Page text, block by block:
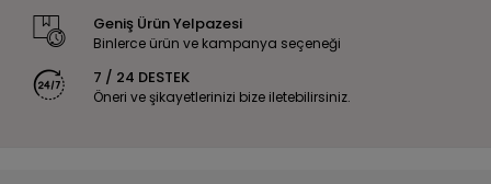
Geniş Ürün Yelpazesi
Binlerce ürün ve kampanya seçeneği
7 / 24 DESTEK
Öneri ve şikayetlerinizi bize iletebilirsiniz.